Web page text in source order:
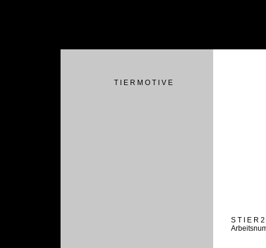
T I E R M O T I V E
S T I E R 2